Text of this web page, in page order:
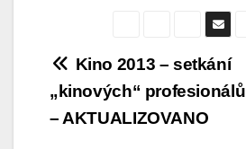
Navigace
pro
Kino 2013 – setkání
„kinových“ profesionálů
– AKTUALIZOVANO